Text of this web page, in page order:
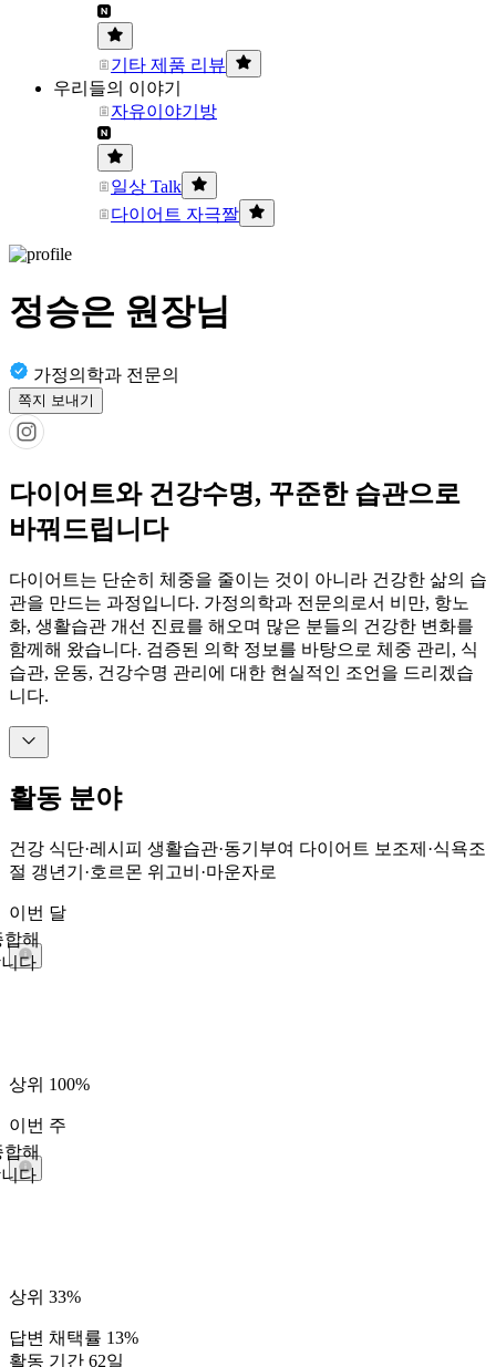
기타 제품 리뷰
우리들의 이야기
자유이야기방
일상 Talk
다이어트 자극짤
정승은 원장님
가정의학과 전문의
쪽지 보내기
다이어트와 건강수명, 꾸준한 습관으로
바꿔드립니다
다이어트는 단순히 체중을 줄이는 것이 아니라 건강한 삶의 습
관을 만드는 과정입니다. 가정의학과 전문의로서 비만, 항노
화, 생활습관 개선 진료를 해오며 많은 분들의 건강한 변화를
함께해 왔습니다. 검증된 의학 정보를 바탕으로 체중 관리, 식
습관, 운동, 건강수명 관리에 대한 현실적인 조언을 드리겠습
니다.
활동 분야
건강 식단·레시피 생활습관·동기부여 다이어트 보조제·식욕조
절 갱년기·호르몬 위고비·마운자로
이번 달
합해
다
상위 100%
이번 주
합해
다
상위 33%
답변 채택률 13%
활동 기간 62일